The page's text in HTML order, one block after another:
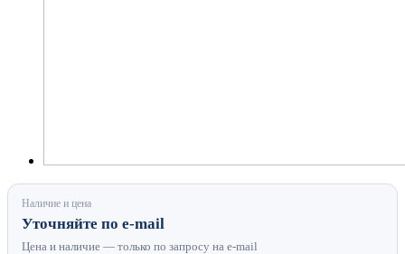
Наличие и цена
Уточняйте по e-mail
Цена и наличие — только по запросу на e-mail